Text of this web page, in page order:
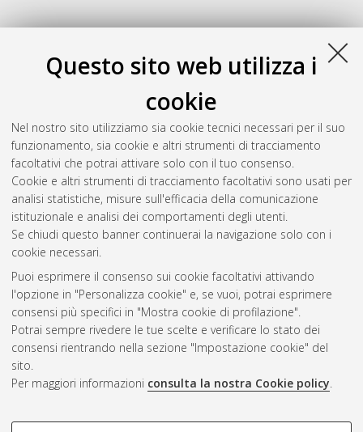
Questo sito web utilizza i
cookie
Nel nostro sito utilizziamo sia cookie tecnici necessari per il suo
funzionamento, sia cookie e altri strumenti di tracciamento
facoltativi che potrai attivare solo con il tuo consenso.
Cookie e altri strumenti di tracciamento facoltativi sono usati per
analisi statistiche, misure sull'efficacia della comunicazione
istituzionale e analisi dei comportamenti degli utenti.
Se chiudi questo banner continuerai la navigazione solo con i
cookie necessari.
Puoi esprimere il consenso sui cookie facoltativi attivando
l'opzione in "Personalizza cookie" e, se vuoi, potrai esprimere
consensi più specifici in "Mostra cookie di profilazione".
Potrai sempre rivedere le tue scelte e verificare lo stato dei
consensi rientrando nella sezione "Impostazione cookie" del
sito.
Per maggiori informazioni consulta la nostra Cookie policy.
COOKIE DI PROFILAZIONE -
Gestione del documento:
Atom
Rss 1.0
Rss 2.0
ISSN: 2038-7946
Impostazioni Cookie